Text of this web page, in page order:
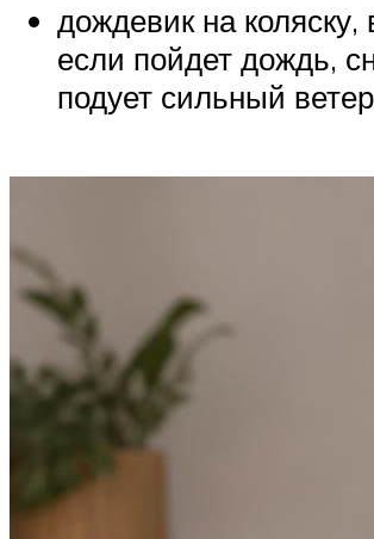
дождевик на коляску,
если пойдет дождь,
подует сильный